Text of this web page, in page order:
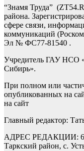
“Знамя Труда”
района.
сфере связи,
коммуникаций
Эл № ФС77-81540 .
Учредитель ГАУ НСО
Сибирь».
При полном или
опубликованных на
на сайт
Главный редактор:
АДРЕС РЕДАКЦИИ:
Таркский район, с.